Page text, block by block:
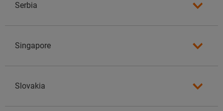
Serbia
Singapore
Slovakia